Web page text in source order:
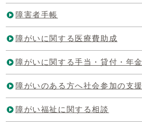
障害者手帳
障がいに関する医療費助成
障がいに関する手当・貸付・年金
障がいのある方へ社会参加の支援
障がい福祉に関する相談